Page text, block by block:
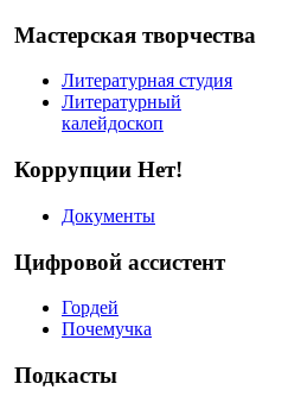
Мастерская творчества
Литературная студия
Литературный
калейдоскоп
Коррупции Нет!
Документы
Цифровой ассистент
Гордей
Почемучка
Подкасты